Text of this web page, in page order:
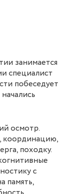
занимается
специалист
побеседует
осмотр.
координацию,
походку.
с
память,